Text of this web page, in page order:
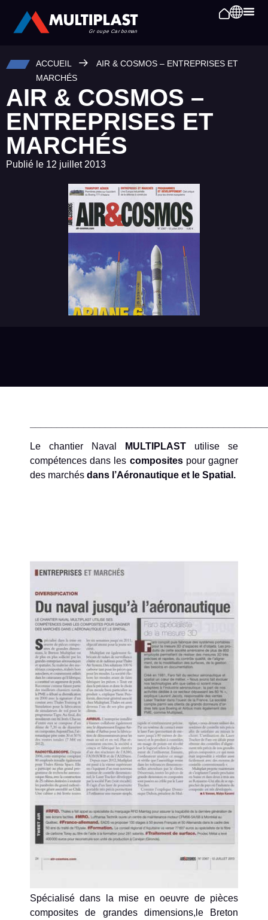
ACCUEIL
AIR & COSMOS – ENTREPRISES ET
MARCHÉS
AIR & COSMOS –
ENTREPRISES ET
MARCHÉS
Publié le 12 juillet 2013
Le chantier Naval MULTIPLAST utilise se
compétences dans les compositespour gagner
des marchés dans l’Aéronautique et le Spatial.
Spécialisé dans la mise en oeuvre de pièces
composites de grandes dimensions,le Breton